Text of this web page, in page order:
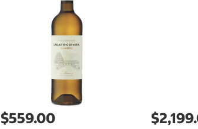
$559.00